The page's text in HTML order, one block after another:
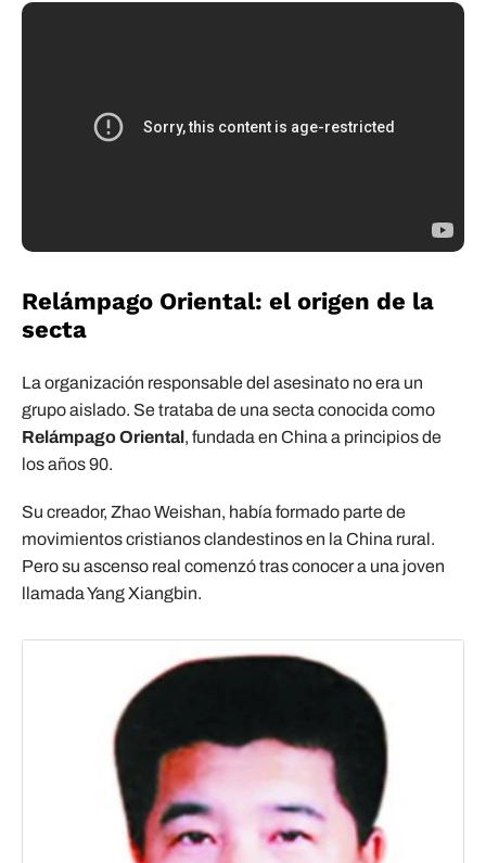
Relámpago Oriental: el origen de la
secta
La organización responsable del asesinato no era un
grupo aislado. Se trataba de una secta conocida como
Relámpago Oriental, fundada en China a principios de
los años 90.
Su creador, Zhao Weishan, había formado parte de
movimientos cristianos clandestinos en la China rural.
Pero su ascenso real comenzó tras conocer a una joven
llamada Yang Xiangbin.